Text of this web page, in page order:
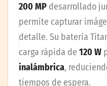
200 MP desarrollado
permite capturar
detalle. Su batería
carga rápida de 120 W
inalámbrica,
tiempos de espera.